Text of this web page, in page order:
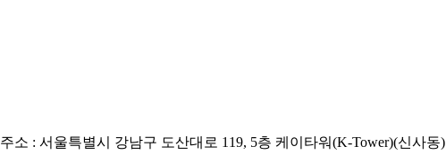
주소 : 서울특별시 강남구 도산대로 119, 5층 케이타워(K-Tower)(신사동)